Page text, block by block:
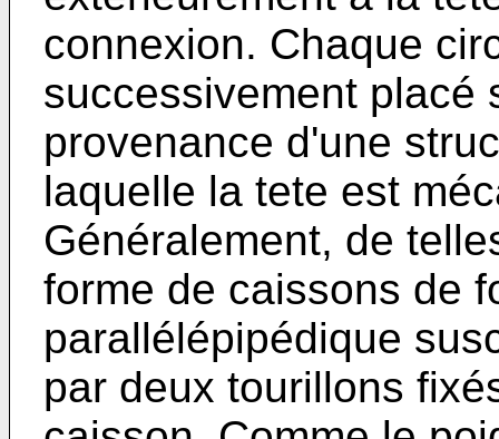
connexion. Chaque
successive­ment placé
provenance d'une
laquelle la tete est
Généralement, de
forme de caissons de
parallélé­pipédique
par deux tourillons